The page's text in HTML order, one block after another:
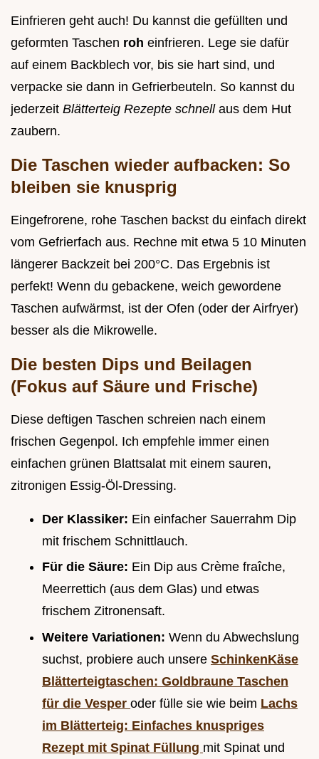
Einfrieren geht auch! Du kannst die gefüllten und
geformten Taschen roh einfrieren. Lege sie dafür
auf einem Backblech vor, bis sie hart sind, und
verpacke sie dann in Gefrierbeuteln. So kannst du
jederzeit Blätterteig Rezepte schnell aus dem Hut
zaubern.
Die Taschen wieder aufbacken: So
bleiben sie knusprig
Eingefrorene, rohe Taschen backst du einfach direkt
vom Gefrierfach aus. Rechne mit etwa 5 10 Minuten
längerer Backzeit bei 200°C. Das Ergebnis ist
perfekt! Wenn du gebackene, weich gewordene
Taschen aufwärmst, ist der Ofen (oder der Airfryer)
besser als die Mikrowelle.
Die besten Dips und Beilagen
(Fokus auf Säure und Frische)
Diese deftigen Taschen schreien nach einem
frischen Gegenpol. Ich empfehle immer einen
einfachen grünen Blattsalat mit einem sauren,
zitronigen Essig-Öl-Dressing.
Der Klassiker: Ein einfacher Sauerrahm Dip
mit frischem Schnittlauch.
Für die Säure: Ein Dip aus Crème fraîche,
Meerrettich (aus dem Glas) und etwas
frischem Zitronensaft.
Weitere Variationen: Wenn du Abwechslung
suchst, probiere auch unsere SchinkenKäse
Blätterteigtaschen: Goldbraune Taschen
für die Vesper oder fülle sie wie beim Lachs
im Blätterteig: Einfaches knuspriges
Rezept mit Spinat Füllung mit Spinat und